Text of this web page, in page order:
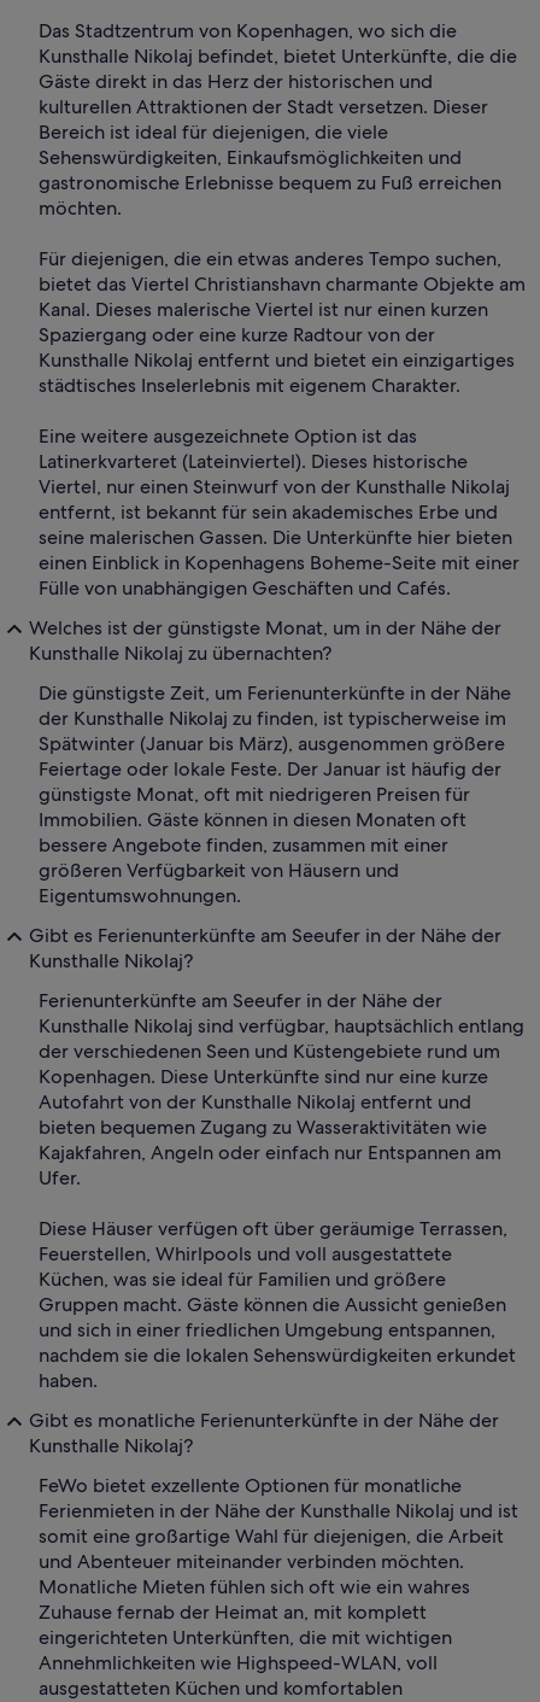
Das Stadtzentrum von Kopenhagen, wo sich die
Kunsthalle Nikolaj befindet, bietet Unterkünfte, die die
Gäste direkt in das Herz der historischen und
kulturellen Attraktionen der Stadt versetzen. Dieser
Bereich ist ideal für diejenigen, die viele
Sehenswürdigkeiten, Einkaufsmöglichkeiten und
gastronomische Erlebnisse bequem zu Fuß erreichen
möchten.
Für diejenigen, die ein etwas anderes Tempo suchen,
bietet das Viertel Christianshavn charmante Objekte am
Kanal. Dieses malerische Viertel ist nur einen kurzen
Spaziergang oder eine kurze Radtour von der
Kunsthalle Nikolaj entfernt und bietet ein einzigartiges
städtisches Inselerlebnis mit eigenem Charakter.
Eine weitere ausgezeichnete Option ist das
Latinerkvarteret (Lateinviertel). Dieses historische
Viertel, nur einen Steinwurf von der Kunsthalle Nikolaj
entfernt, ist bekannt für sein akademisches Erbe und
seine malerischen Gassen. Die Unterkünfte hier bieten
einen Einblick in Kopenhagens Boheme-Seite mit einer
Fülle von unabhängigen Geschäften und Cafés.
Welches ist der günstigste Monat, um in der Nähe der
Kunsthalle Nikolaj zu übernachten?
Die günstigste Zeit, um Ferienunterkünfte in der Nähe
der Kunsthalle Nikolaj zu finden, ist typischerweise im
Spätwinter (Januar bis März), ausgenommen größere
Feiertage oder lokale Feste. Der Januar ist häufig der
günstigste Monat, oft mit niedrigeren Preisen für
Immobilien. Gäste können in diesen Monaten oft
bessere Angebote finden, zusammen mit einer
größeren Verfügbarkeit von Häusern und
Eigentumswohnungen.
Gibt es Ferienunterkünfte am Seeufer in der Nähe der
Kunsthalle Nikolaj?
Ferienunterkünfte am Seeufer in der Nähe der
Kunsthalle Nikolaj sind verfügbar, hauptsächlich entlang
der verschiedenen Seen und Küstengebiete rund um
Kopenhagen. Diese Unterkünfte sind nur eine kurze
Autofahrt von der Kunsthalle Nikolaj entfernt und
bieten bequemen Zugang zu Wasseraktivitäten wie
Kajakfahren, Angeln oder einfach nur Entspannen am
Ufer.
Diese Häuser verfügen oft über geräumige Terrassen,
Feuerstellen, Whirlpools und voll ausgestattete
Küchen, was sie ideal für Familien und größere
Gruppen macht. Gäste können die Aussicht genießen
und sich in einer friedlichen Umgebung entspannen,
nachdem sie die lokalen Sehenswürdigkeiten erkundet
haben.
Gibt es monatliche Ferienunterkünfte in der Nähe der
Kunsthalle Nikolaj?
FeWo bietet exzellente Optionen für monatliche
Ferienmieten in der Nähe der Kunsthalle Nikolaj und ist
somit eine großartige Wahl für diejenigen, die Arbeit
und Abenteuer miteinander verbinden möchten.
Monatliche Mieten fühlen sich oft wie ein wahres
Zuhause fernab der Heimat an, mit komplett
eingerichteten Unterkünften, die mit wichtigen
Annehmlichkeiten wie Highspeed-WLAN, voll
ausgestatteten Küchen und komfortablen